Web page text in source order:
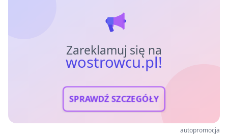
Zareklamuj się na
wostrowcu.pl!
SPRAWDŹ SZCZEGÓŁY
autopromocja